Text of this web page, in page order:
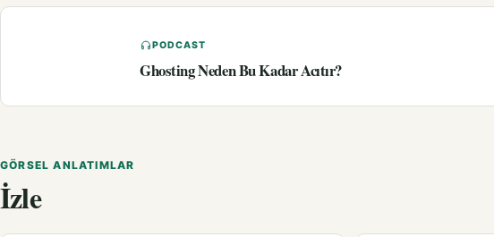
PODCAST
Ghosting Neden Bu Kadar Acıtır?
GÖRSEL ANLATIMLAR
İzle